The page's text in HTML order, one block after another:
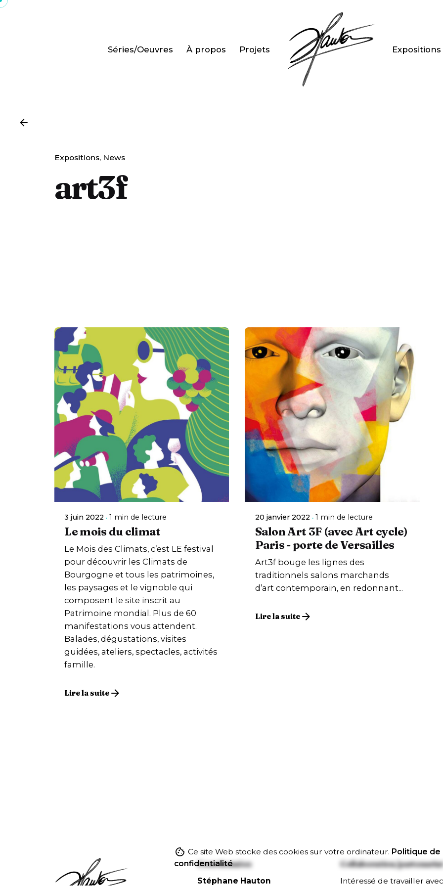
Skip
Séries/Oeuvres
À propos Projets Expositions
Expositions News
art3f
3 juin 2022 1 min de lecture
Le mois du climat
Le Mois des Climats, c’est LE festival
pour découvrir les Climats de
Bourgogne et tous les patrimoines,
les paysages et le vignoble qui
composent le site inscrit au
Patrimoine mondial. Plus de 60
manifestations vous attendent.
Balades, dégustations, visites
guidées, ateliers, spectacles, activités
famille.
Lire la suite
20 janvier 2022 1 min de lecture
Salon Art 3F (avec Art cycle)
Paris - porte de Versailles
Art3f bouge les lignes des
traditionnels salons marchands
d’art contemporain, en redonnant...
Lire la suite
Coordonnées
Stéphane Hauton
Collaboration/
Intéressé de travailler
Ce site Web stocke des cookies sur votre ordinateur. Politique de
confidentialité